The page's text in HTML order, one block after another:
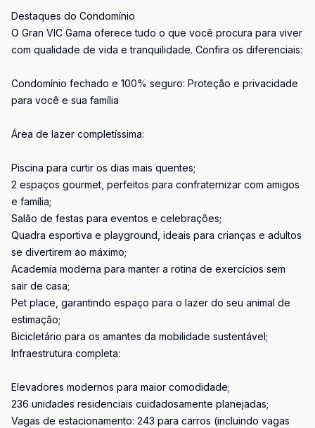
Destaques do Condomínio
O Gran VIC Gama oferece tudo o que você procura para viver
com qualidade de vida e tranquilidade. Confira os diferenciais:
Condomínio fechado e 100% seguro: Proteção e privacidade
para você e sua família
Área de lazer completíssima:
Piscina para curtir os dias mais quentes;
2 espaços gourmet, perfeitos para confraternizar com amigos
e família;
Salão de festas para eventos e celebrações;
Quadra esportiva e playground, ideais para crianças e adultos
se divertirem ao máximo;
Academia moderna para manter a rotina de exercícios sem
sair de casa;
Pet place, garantindo espaço para o lazer do seu animal de
estimação;
Bicicletário para os amantes da mobilidade sustentável;
Infraestrutura completa:
Elevadores modernos para maior comodidade;
236 unidades residenciais cuidadosamente planejadas;
Vagas de estacionamento: 243 para carros (incluindo vagas